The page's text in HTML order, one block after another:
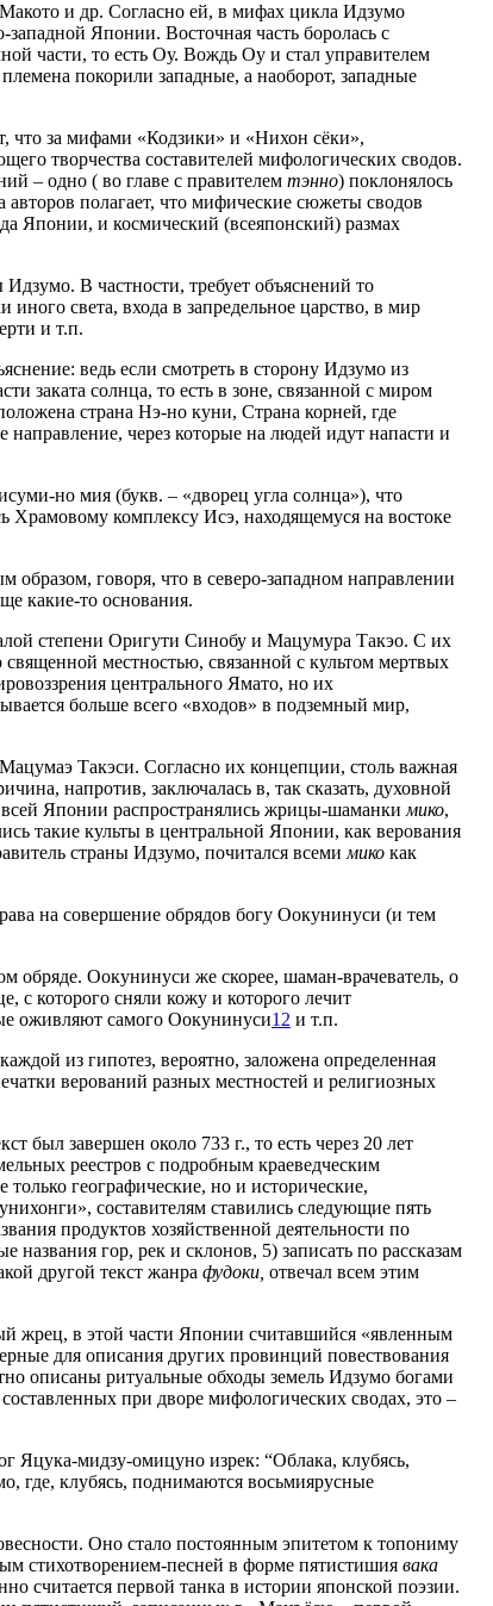
и др. Согласно ей, в мифах цикла Идзумо
Японии. Восточная часть боролась с
части, то есть Оу. Вождь Оу и стал управителем
покорили западные, а наоборот, западные
что за мифами «Кодзики» и «Нихон сёки»,
творчества составителей мифологических сводов.
– одно ( во главе с правителем тэнно) поклонялось
полагает, что мифические сюжеты сводов
Японии, и космический (всеяпонский) размах
В частности, требует объяснений то
света, входа в запредельное царство, в мир
и т.п.
ведь если смотреть в сторону Идзумо из
заката солнца, то есть в зоне, связанной с миром
страна Нэ-но куни, Страна корней, где
через которые на людей идут напасти и
но мия (букв. – «дворец угла солнца»), что
Храмовому комплексу Исэ, находящемуся на востоке
образом, говоря, что в северо-западном направлении
какие-то основания.
степени Оригути Синобу и Мацумура Такэо. С их
местностью, связанной с культом мертвых
центрального Ямато, но их
больше всего «входов» в подземный мир,
Такэси. Согласно их концепции, столь важная
напротив, заключалась в, так сказать, духовной
всей Японии распространялись жрицы-шаманки мико,
такие культы в центральной Японии, как верования
страны Идзумо, почитался всеми мико как
на совершение обрядов богу Оокунинуси (и тем
обряде. Оокунинуси же скорее, шаман-врачеватель, о
с которого сняли кожу и которого лечит
оживляют самого Оокунинуси12 и т.п.
из гипотез, вероятно, заложена определенная
верований разных местностей и религиозных
был завершен около 733 г., то есть через 20 лет
реестров с подробным краеведческим
географические, но и исторические,
составителям ставились следующие пять
продуктов хозяйственной деятельности по
названия гор, рек и склонов, 5) записать по рассказам
другой текст жанра фудоки, отвечал всем этим
жрец, в этой части Японии считавшийся «явленным
для описания других провинций повествования
описаны ритуальные обходы земель Идзумо богами
при дворе мифологических сводах, это –
Яцука-мидзу-омицуно изрек: “Облака, клубясь,
где, клубясь, поднимаются восьмиярусные
Оно стало постоянным эпитетом к топониму
стихотворением-песней в форме пятистишия вака
считается первой танка в истории японской поэзии.